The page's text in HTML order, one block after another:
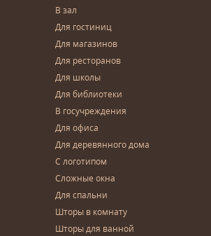
В зал
Для гостиниц
Для магазинов
Для ресторанов
Для школы
Для библиотеки
В госучреждения
Для офиса
Для деревянного дома
С логотипом
Сложные окна
Для спальни
Шторы в комнату
Шторы для ванной